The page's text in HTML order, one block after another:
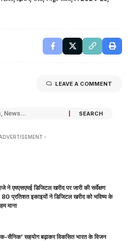
LEAVE A COMMENT
-
ने एमएसएमई डिजिटल खरीद पर जारी की सर्वेक्षण
80 प्रतिशत इकाइयों ने डिजिटल खरीद को भविष्य के
माना
सैनिक’ सहयोग बढ़ाकर विकसित भारत के विजन